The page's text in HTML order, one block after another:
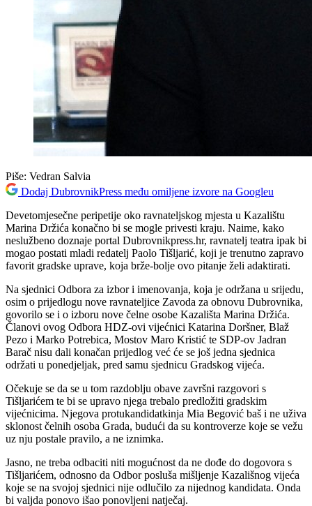
Piše: Vedran Salvia
Dodaj DubrovnikPress među omiljene izvore na Googleu
Devetomjesečne peripetije oko ravnateljskog mjesta u Kazalištu
Marina Držića konačno bi se mogle privesti kraju. Naime, kako
neslužbeno doznaje portal Dubrovnikpress.hr, ravnatelj teatra ipak bi
mogao postati mladi redatelj Paolo Tišljarić, koji je trenutno zapravo
favorit gradske uprave, koja brže-bolje ovo pitanje želi adaktirati.
Na sjednici Odbora za izbor i imenovanja, koja je održana u srijedu,
osim o prijedlogu nove ravnateljice Zavoda za obnovu Dubrovnika,
govorilo se i o izboru nove čelne osobe Kazališta Marina Držića.
Članovi ovog Odbora HDZ-ovi vijećnici Katarina Doršner, Blaž
Pezo i Marko Potrebica, Mostov Maro Kristić te SDP-ov Jadran
Barač nisu dali konačan prijedlog već će se još jedna sjednica
održati u ponedjeljak, pred samu sjednicu Gradskog vijeća.
Očekuje se da se u tom razdoblju obave završni razgovori s
Tišljarićem te bi se upravo njega trebalo predložiti gradskim
vijećnicima. Njegova protukandidatkinja Mia Begović baš i ne uživa
sklonost čelnih osoba Grada, budući da su kontroverze koje se vežu
uz nju postale pravilo, a ne iznimka.
Jasno, ne treba odbaciti niti mogućnost da ne dođe do dogovora s
Tišljarićem, odnosno da Odbor posluša mišljenje Kazališnog vijeća
koje se na svojoj sjednici nije odlučilo za nijednog kandidata. Onda
bi valjda ponovo išao ponovljeni natječaj.